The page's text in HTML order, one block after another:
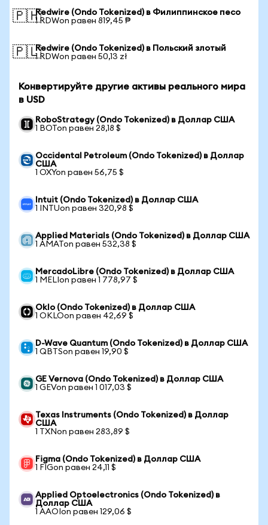
🇵🇭Redwire (Ondo Tokenized) в Филиппинское песо
1 RDWon равен 819,45 ₱
🇵🇱Redwire (Ondo Tokenized) в Польский злотый
1 RDWon равен 50,13 zł
Конвертируйте другие активы реального мира
в USD
RoboStrategy (Ondo Tokenized) в Доллар США
1 BOTon равен 28,18 $
Occidental Petroleum (Ondo Tokenized) в Доллар
США
1 OXYon равен 56,75 $
Intuit (Ondo Tokenized) в Доллар США
1 INTUon равен 320,98 $
Applied Materials (Ondo Tokenized) в Доллар США
1 AMATon равен 532,38 $
MercadoLibre (Ondo Tokenized) в Доллар США
1 MELIon равен 1 778,97 $
Oklo (Ondo Tokenized) в Доллар США
1 OKLOon равен 42,69 $
D-Wave Quantum (Ondo Tokenized) в Доллар США
1 QBTSon равен 19,90 $
GE Vernova (Ondo Tokenized) в Доллар США
1 GEVon равен 1 017,03 $
Texas Instruments (Ondo Tokenized) в Доллар
США
1 TXNon равен 283,89 $
Figma (Ondo Tokenized) в Доллар США
1 FIGon равен 24,11 $
Applied Optoelectronics (Ondo Tokenized) в
Доллар США
1 AAOIon равен 129,06 $